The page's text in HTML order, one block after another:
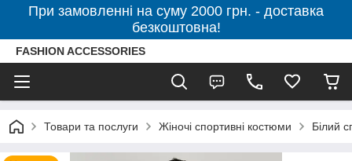
При замовленні на суму 2000 грн. - доставка
безкоштовна!
FASHION ACCESSORIES
Товари та послуги Жіночі спортивні костюми Білий